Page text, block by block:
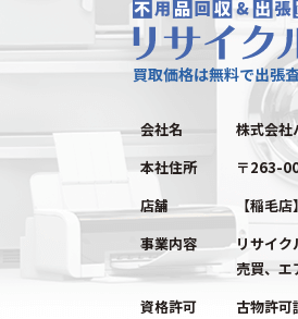
買取価格は無料で出張
会社名
株式会社
本社住所
〒263-
店舗
【稲毛
事業内容
リサイク
売買、エ
資格許可
古物許